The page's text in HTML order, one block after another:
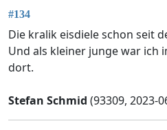
#134
Die kralik eisdiele schon seit
Und als kleiner junge war ich
dort.
Stefan Schmid (93309, 2023-